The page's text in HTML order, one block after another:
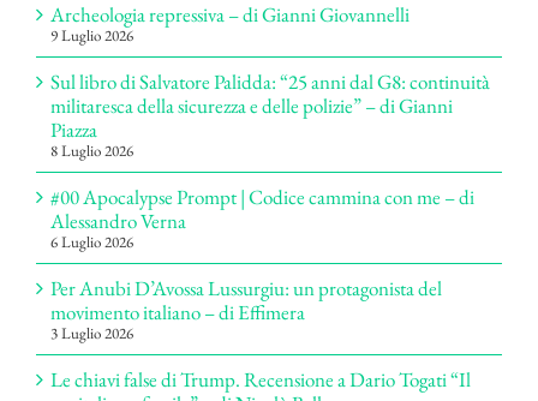
Archeologia repressiva – di Gianni Giovannelli
9 Luglio 2026
Sul libro di Salvatore Palidda: “25 anni dal G8: continuità
militaresca della sicurezza e delle polizie” – di Gianni
Piazza
8 Luglio 2026
#00 Apocalypse Prompt | Codice cammina con me – di
Alessandro Verna
6 Luglio 2026
Per Anubi D’Avossa Lussurgiu: un protagonista del
movimento italiano – di Effimera
3 Luglio 2026
Le chiavi false di Trump. Recensione a Dario Togati “Il